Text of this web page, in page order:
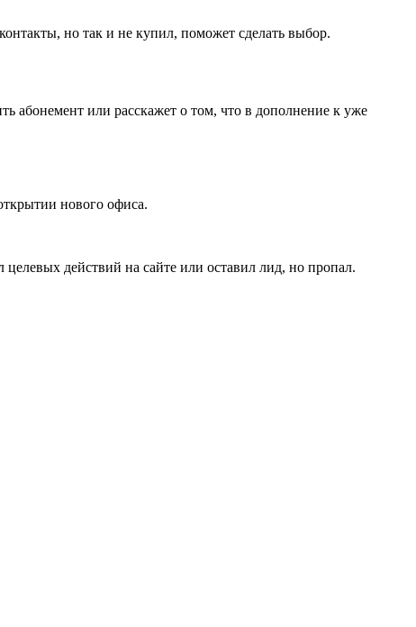
но так и не купил, поможет сделать выбор.
абонемент или расскажет о том, что в дополнение к уже
нового офиса.
действий на сайте или оставил лид, но пропал.